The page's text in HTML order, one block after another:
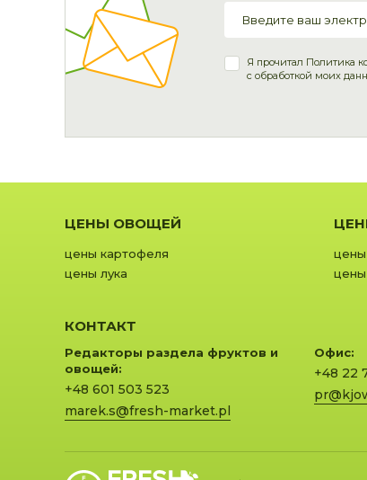
Я прочитал Политика
с обработкой моих
ЦЕНЫ ОВОЩЕЙ
цены картофеля
цены лука
цены
КОНТАКТ
Редакторы раздела фруктов и
овощей:
+48 601 503 523
marek.s@fresh-market.pl
Офис:
+48 22